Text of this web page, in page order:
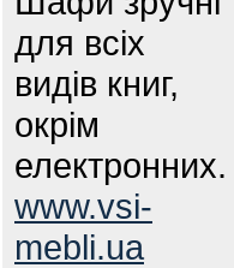
для всіх
видів книг,
окрім
електронних.
www.vsi-
mebli.ua